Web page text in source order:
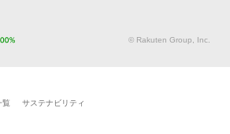
自動車保険
© Rakuten Group, Inc.
覧 サステナビリティ